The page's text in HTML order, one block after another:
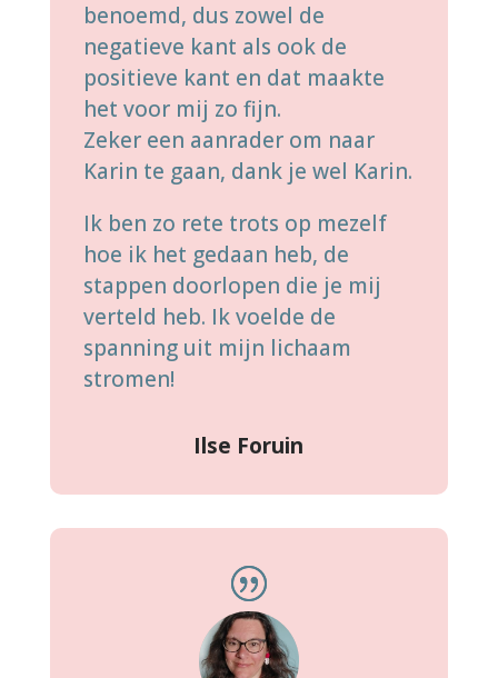
benoemd, dus zowel de
negatieve kant als ook de
positieve kant en dat maakte
het voor mij zo fijn.
Zeker een aanrader om naar
Karin te gaan, dank je wel Karin.
Ik ben zo rete trots op mezelf
hoe ik het gedaan heb, de
stappen doorlopen die je mij
verteld heb. Ik voelde de
spanning uit mijn lichaam
stromen!
Ilse Foruin